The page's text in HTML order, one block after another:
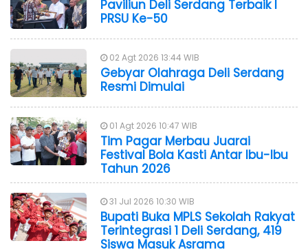
Paviliun Deli Serdang Terbaik I
PRSU Ke-50
02 Agt 2026 13:44 WIB
Gebyar Olahraga Deli Serdang
Resmi Dimulai
01 Agt 2026 10:47 WIB
Tim Pagar Merbau Juarai
Festival Bola Kasti Antar Ibu-Ibu
Tahun 2026
31 Jul 2026 10:30 WIB
Bupati Buka MPLS Sekolah Rakyat
Terintegrasi 1 Deli Serdang, 419
Siswa Masuk Asrama